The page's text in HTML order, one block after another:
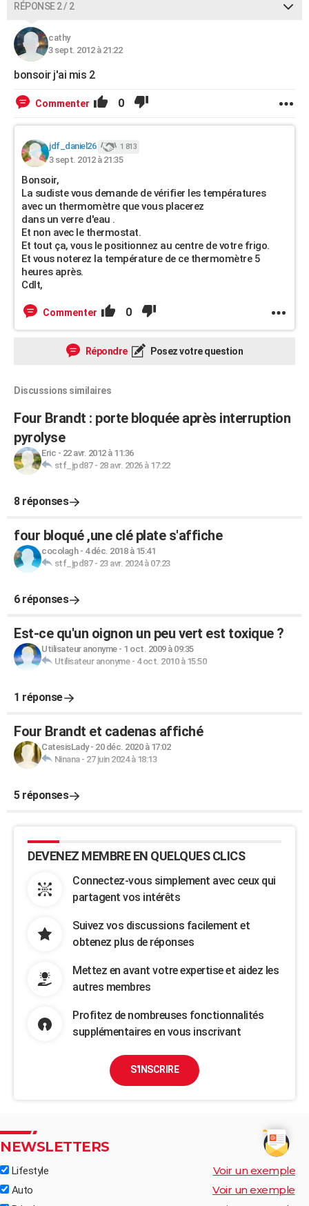
RÉPONSE 2 / 2
cathy
3 sept. 2012 à 21:22
bonsoir j'ai mis 2
Commenter 0
jdf_daniel26 1 813
3 sept. 2012 à 21:35
Bonsoir,
La sudiste vous demande de vérifier les températures
avec un thermomètre que vous placerez
dans un verre d'eau .
Et non avec le thermostat.
Et tout ça, vous le positionnez au centre de votre frigo.
Et vous noterez la température de ce thermomètre 5
heures après.
Cdlt,
Commenter 0
Répondre Posez votre question
Discussions similaires
Four Brandt : porte bloquée après interruption
pyrolyse
Eric - 22 avr. 2012 à 11:36
stf_jpd87- 28 avr. 2026 à 17:22
8 réponses
four bloqué ,une clé plate s'affiche
cocolagh- 4 déc. 2018 à 15:41
stf_jpd87- 23 avr. 2024 à 07:23
6 réponses
Est-ce qu'un oignon un peu vert est toxique ?
Utilisateur anonyme- 1 oct. 2009 à 09:35
Utilisateur anonyme- 4 oct. 2010 à 15:50
1 réponse
Four Brandt et cadenas affiché
CatesisLady- 20 déc. 2020 à 17:02
Ninana- 27 juin 2024 à 18:13
5 réponses
DEVENEZ MEMBRE EN QUELQUES CLICS
Connectez-vous simplement avec ceux qui
partagent vos intérêts
Suivez vos discussions facilement et
obtenez plus de réponses
Mettez en avant votre expertise et aidez les
autres membres
Profitez de nombreuses fonctionnalités
supplémentaires en vous inscrivant
S'INSCRIRE
NEWSLETTERS
Lifestyle Voir un exemple
Auto Voir un exemple